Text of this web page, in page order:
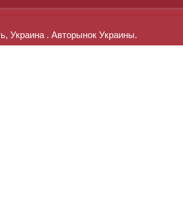
Украина . Авторынок Украины.